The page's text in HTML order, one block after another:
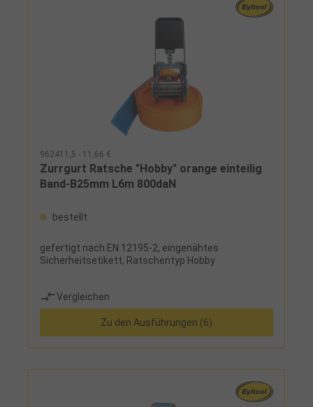
962411,5 - 11,66 €
Zurrgurt Ratsche "Hobby" orange einteilig
Band-B25mm L6m 800daN
bestellt
gefertigt nach EN 12195-2, eingenähtes
Sicherheitsetikett, Ratschentyp Hobby
Vergleichen
Zu den Ausführungen (6)